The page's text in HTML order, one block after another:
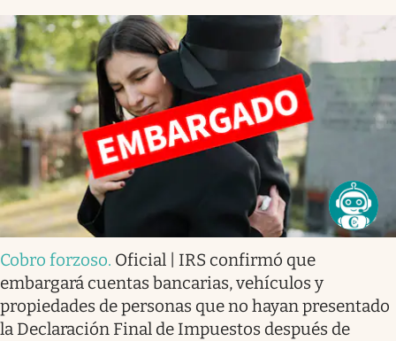
Cobro forzoso. Oficial | IRS confirmó que
embargará cuentas bancarias, vehículos y
propiedades de personas que no hayan presentado
la Declaración Final de Impuestos después de